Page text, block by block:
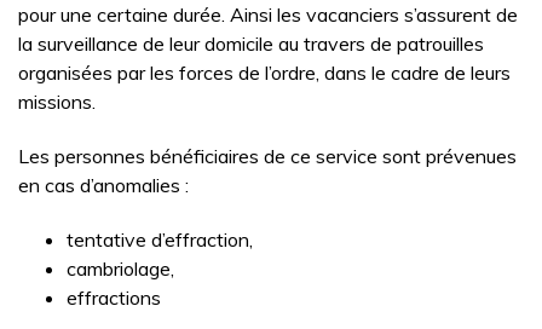
pour une certaine durée. Ainsi les vacanciers s’assurent de
la surveillance de leur domicile au travers de patrouilles
organisées par les forces de l’ordre, dans le cadre de leurs
missions.
Les personnes bénéficiaires de ce service sont prévenues
en cas d’anomalies :
tentative d’effraction,
cambriolage,
effractions